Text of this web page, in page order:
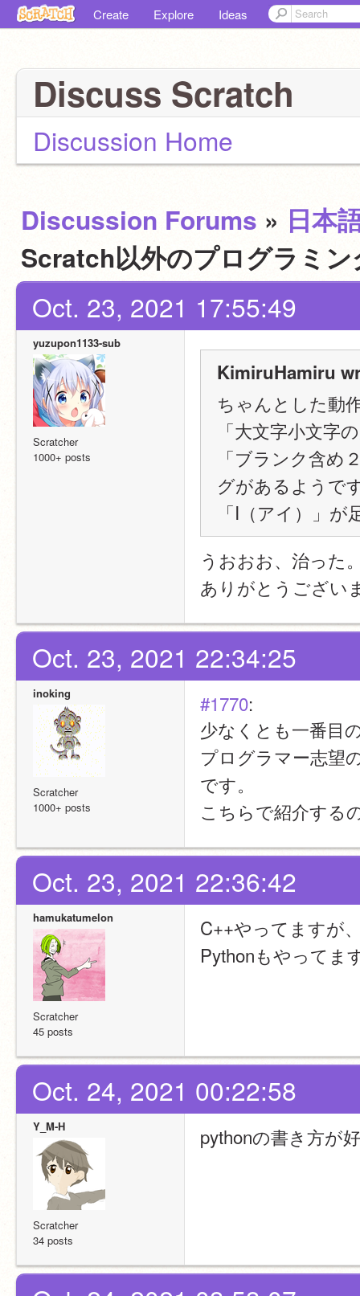
Create Explore Ideas
Discuss Scratch
Discussion Home
Discussion Forums » 日本
Scratch以外のプログラミ
Oct. 23, 2021 17:55:49
yuzupon1133-sub
Scratcher
1000+ posts
KimiruHamiru
ちゃんとした動
「大文字小文字
「ブランク含
グがあるようで
「I（アイ）」
うおおお、治った
ありがとうござい
Oct. 23, 2021 22:34:25
inoking
Scratcher
1000+ posts
#1770:
少なくとも一番目
プログラマー志望
です。
こちらで紹介する
Oct. 23, 2021 22:36:42
hamukatumelon
Scratcher
45 posts
C++やってますが
Pythonもやってま
Oct. 24, 2021 00:22:58
Y_M-H
Scratcher
34 posts
pythonの書き方が